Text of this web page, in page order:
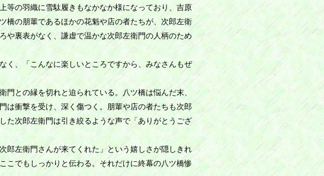
の羽織に雪駄履きもなかなか様になっており、吉原
橋の朋輩であるほかの花魁や店の者たちが、次郎左衛
や裏表がなく、謙虚で温かな次郎左衛門の人柄のため
、「こんなに楽しいところですから、みなさんもぜ
との縁を切れと迫られている。八ツ橋は悩んだ末、
は衝撃を受け、深く傷つく。朋輩や店の者たちも次郎
た次郎左衛門は引き絞るような声で「ありがとうござ
左衛門さんが来てくれた」という嬉しさが隠しきれ
こでもしっかりと伝わる。それだけに終幕の八ツ橋惨